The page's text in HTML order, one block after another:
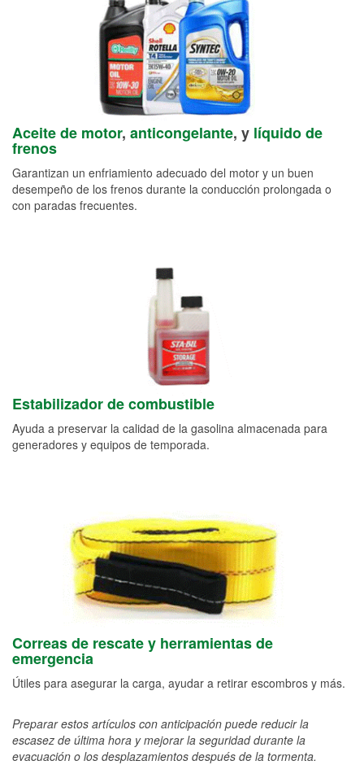
Aceite de motor, anticongelante, y líquido de
frenos
Garantizan un enfriamiento adecuado del motor y un buen
desempeño de los frenos durante la conducción prolongada o
con paradas frecuentes.
Estabilizador de combustible
Ayuda a preservar la calidad de la gasolina almacenada para
generadores y equipos de temporada.
Correas de rescate y herramientas de
emergencia
Útiles para asegurar la carga, ayudar a retirar escombros y más.
Preparar estos artículos con anticipación puede reducir la
escasez de última hora y mejorar la seguridad durante la
evacuación o los desplazamientos después de la tormenta.